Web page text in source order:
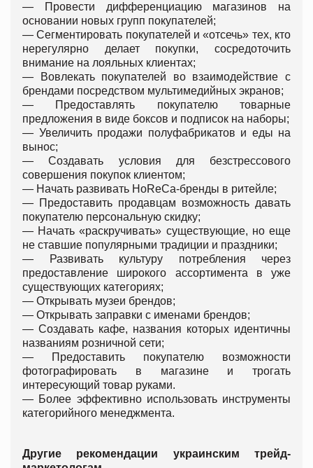
— Провести дифференциацию магазинов на
основании новых групп покупателей;
— Сегментировать покупателей и «отсечь» тех, кто
нерегулярно делает покупки, сосредоточить
внимание на лояльных клиентах;
— Вовлекать покупателей во взаимодействие с
брендами посредством мультимедийных экранов;
— Предоставлять покупателю товарные
предложения в виде боксов и подписок на наборы;
— Увеличить продажи полуфабрикатов и еды на
вынос;
— Создавать условия для безстрессового
совершения покупок клиентом;
— Начать развивать HoReCa-бренды в ритейле;
— Предоставить продавцам возможность давать
покупателю персональную скидку;
— Начать «раскручивать» существующие, но еще
не ставшие популярными традиции и праздники;
— Развивать культуру потребления через
предоставление широкого ассортимента в уже
существующих категориях;
— Открывать музеи брендов;
— Открывать заправки с именами брендов;
— Создавать кафе, названия которых идентичны
названиям розничной сети;
— Предоставить покупателю возможности
фотографировать в магазине и трогать
интересующий товар руками.
— Более эффективно использовать инструменты
категорийного менеджмента.
Другие рекомендации украинским трейд-